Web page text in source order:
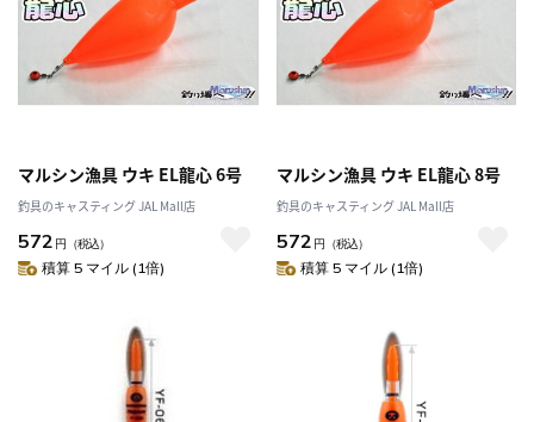
マルシン漁具 ウキ EL龍心 6号
釣具のキャスティング JAL Mall店
572 円 （税込）
積算 5 マイル (1倍)
マルシン漁具 ウキ EL龍心 8号
釣具のキャスティング JAL Mall店
572 円 （税込）
積算 5 マイル (1倍)